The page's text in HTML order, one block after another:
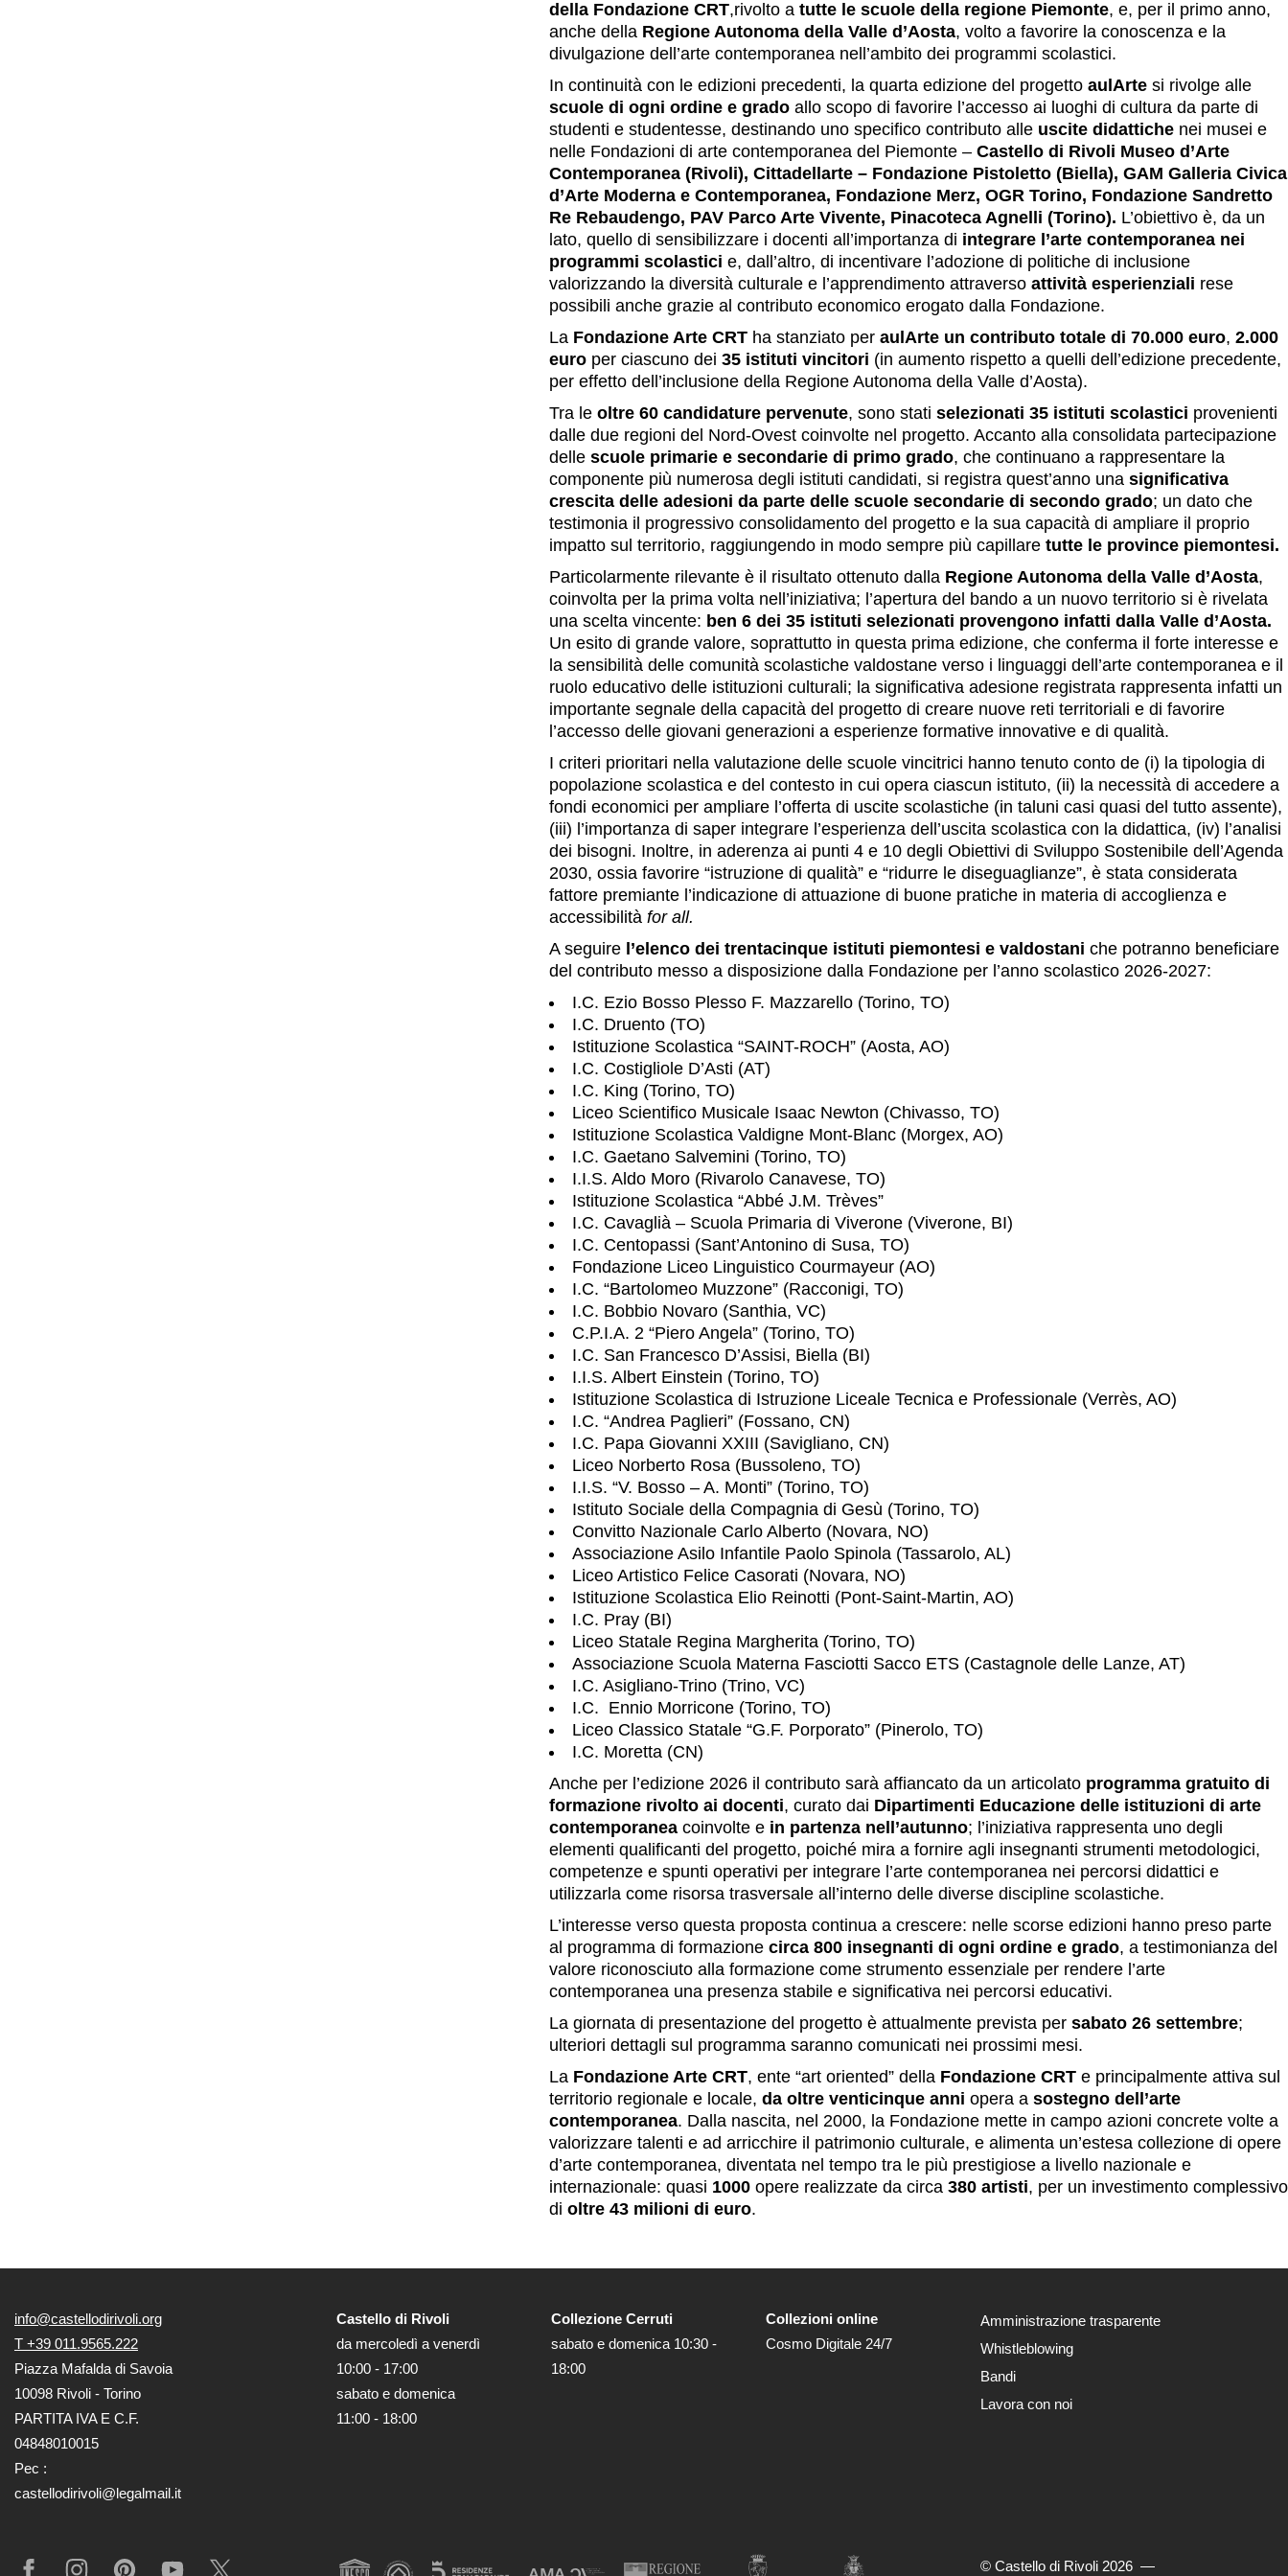
della Fondazione CRT,rivolto a tutte le scuole della regione Piemonte, e, per il primo anno,
anche della Regione Autonoma della Valle d’Aosta, volto a favorire la conoscenza e la
divulgazione dell’arte contemporanea nell’ambito dei programmi scolastici.
In continuità con le edizioni precedenti, la quarta edizione del progetto aulArtesi rivolge alle
scuole di ogni ordine e grado allo scopo di favorire l’accesso ai luoghi di cultura da parte di
studenti e studentesse, destinando uno specifico contributo alle uscite didattichenei musei e
nelle Fondazioni di arte contemporanea del Piemonte – Castello di Rivoli Museo d’Arte
Contemporanea (Rivoli), Cittadellarte – Fondazione Pistoletto (Biella), GAM Galleria Civica
d’Arte Moderna e Contemporanea, Fondazione Merz, OGR Torino, Fondazione Sandretto
Re Rebaudengo, PAV Parco Arte Vivente, Pinacoteca Agnelli (Torino). L’obiettivo è, da un
lato, quello di sensibilizzare i docenti all’importanza di integrare l’arte contemporanea nei
programmi scolastici e, dall’altro, di incentivare l’adozione di politiche di inclusione
valorizzando la diversità culturale e l’apprendimento attraverso attività esperienziali rese
possibili anche grazie al contributo economico erogato dalla Fondazione.
La Fondazione Arte CRTha stanziato per aulArte un contributo totale di 70.000 euro, 2.000
euro per ciascuno dei 35 istituti vincitori (in aumento rispetto a quelli dell’edizione precedente,
per effetto dell’inclusione della Regione Autonoma della Valle d’Aosta).
Tra le oltre 60 candidature pervenute, sono stati selezionati 35 istituti scolastici provenienti
dalle due regioni del Nord-Ovest coinvolte nel progetto. Accanto alla consolidata partecipazione
delle scuole primarie e secondarie di primo grado, che continuano a rappresentare la
componente più numerosa degli istituti candidati, si registra quest’anno una significativa
crescita delle adesioni da parte delle scuole secondarie di secondo grado; un dato che
testimonia il progressivo consolidamento del progetto e la sua capacità di ampliare il proprio
impatto sul territorio, raggiungendo in modo sempre più capillare tutte le province piemontesi.
Particolarmente rilevante è il risultato ottenuto dalla Regione Autonoma della Valle d’Aosta,
coinvolta per la prima volta nell’iniziativa; l’apertura del bando a un nuovo territorio si è rivelata
una scelta vincente: ben 6 dei 35 istituti selezionati provengono infatti dalla Valle d’Aosta.
Un esito di grande valore, soprattutto in questa prima edizione, che conferma il forte interesse e
la sensibilità delle comunità scolastiche valdostane verso i linguaggi dell’arte contemporanea e il
ruolo educativo delle istituzioni culturali; la significativa adesione registrata rappresenta infatti un
importante segnale della capacità del progetto di creare nuove reti territoriali e di favorire
l’accesso delle giovani generazioni a esperienze formative innovative e di qualità.
I criteri prioritari nella valutazione delle scuole vincitrici hanno tenuto conto de (i) la tipologia di
popolazione scolastica e del contesto in cui opera ciascun istituto, (ii) la necessità di accedere a
fondi economici per ampliare l’offerta di uscite scolastiche (in taluni casi quasi del tutto assente),
(iii) l’importanza di saper integrare l’esperienza dell’uscita scolastica con la didattica, (iv) l’analisi
dei bisogni. Inoltre, in aderenza ai punti 4 e 10 degli Obiettivi di Sviluppo Sostenibile dell’Agenda
2030, ossia favorire “istruzione di qualità” e “ridurre le diseguaglianze”, è stata considerata
fattore premiante l’indicazione di attuazione di buone pratiche in materia di accoglienza e
accessibilità for all.
A seguire l’elenco dei trentacinque istituti piemontesi e valdostani che potranno beneficiare
del contributo messo a disposizione dalla Fondazione per l’anno scolastico 2026-2027:
I.C. Ezio Bosso Plesso F. Mazzarello (Torino, TO)
I.C. Druento (TO)
Istituzione Scolastica “SAINT-ROCH” (Aosta, AO)
I.C. Costigliole D’Asti (AT)
I.C. King (Torino, TO)
Liceo Scientifico Musicale Isaac Newton (Chivasso, TO)
Istituzione Scolastica Valdigne Mont-Blanc (Morgex, AO)
I.C. Gaetano Salvemini (Torino, TO)
I.I.S. Aldo Moro (Rivarolo Canavese, TO)
Istituzione Scolastica “Abbé J.M. Trèves”
I.C. Cavaglià – Scuola Primaria di Viverone (Viverone, BI)
I.C. Centopassi (Sant’Antonino di Susa, TO)
Fondazione Liceo Linguistico Courmayeur (AO)
I.C. “Bartolomeo Muzzone” (Racconigi, TO)
I.C. Bobbio Novaro (Santhia, VC)
C.P.I.A. 2 “Piero Angela” (Torino, TO)
I.C. San Francesco D’Assisi, Biella (BI)
I.I.S. Albert Einstein (Torino, TO)
Istituzione Scolastica di Istruzione Liceale Tecnica e Professionale (Verrès, AO)
I.C. “Andrea Paglieri” (Fossano, CN)
I.C. Papa Giovanni XXIII (Savigliano, CN)
Liceo Norberto Rosa (Bussoleno, TO)
I.I.S. “V. Bosso – A. Monti” (Torino, TO)
Istituto Sociale della Compagnia di Gesù (Torino, TO)
Convitto Nazionale Carlo Alberto (Novara, NO)
Associazione Asilo Infantile Paolo Spinola (Tassarolo, AL)
Liceo Artistico Felice Casorati (Novara, NO)
Istituzione Scolastica Elio Reinotti (Pont-Saint-Martin, AO)
I.C. Pray (BI)
Liceo Statale Regina Margherita (Torino, TO)
Associazione Scuola Materna Fasciotti Sacco ETS (Castagnole delle Lanze, AT)
I.C. Asigliano-Trino (Trino, VC)
I.C. Ennio Morricone (Torino, TO)
Liceo Classico Statale “G.F. Porporato” (Pinerolo, TO)
I.C. Moretta (CN)
Anche per l’edizione 2026 il contributo sarà affiancato da un articolato programma gratuito di
formazione rivolto ai docenti, curato dai Dipartimenti Educazione delle istituzioni di arte
contemporanea coinvolte e in partenza nell’autunno; l’iniziativa rappresenta uno degli
elementi qualificanti del progetto, poiché mira a fornire agli insegnanti strumenti metodologici,
competenze e spunti operativi per integrare l’arte contemporanea nei percorsi didattici e
utilizzarla come risorsa trasversale all’interno delle diverse discipline scolastiche.
L’interesse verso questa proposta continua a crescere: nelle scorse edizioni hanno preso parte
al programma di formazione circa 800 insegnanti di ogni ordine e grado, a testimonianza del
valore riconosciuto alla formazione come strumento essenziale per rendere l’arte
contemporanea una presenza stabile e significativa nei percorsi educativi.
La giornata di presentazione del progetto è attualmente prevista per sabato 26 settembre;
ulteriori dettagli sul programma saranno comunicati nei prossimi mesi.
La Fondazione Arte CRT, ente “art oriented” della Fondazione CRTe principalmente attiva sul
territorio regionale e locale, da oltre venticinque anni opera a sostegno dell’arte
contemporanea. Dalla nascita, nel 2000, la Fondazione mette in campo azioni concrete volte a
valorizzare talenti e ad arricchire il patrimonio culturale, e alimenta un’estesa collezione di opere
d’arte contemporanea, diventata nel tempo tra le più prestigiose a livello nazionale e
internazionale: quasi 1000 opere realizzate da circa 380 artisti, per un investimento complessivo
di oltre 43 milioni di euro.
info@castellodirivoli.org
T +39 011.9565.222
Piazza Mafalda di Savoia
10098 Rivoli - Torino
PARTITA IVA E C.F.
04848010015
Pec :
castellodirivoli@legalmail.it
Castello di Rivoli
da mercoledì a venerdì
10:00 - 17:00
sabato e domenica
11:00 - 18:00
Collezione Cerruti
sabato e domenica 10:30 -
18:00
Collezioni online
Cosmo Digitale 24/7
Amministrazione trasparente
Whistleblowing
Bandi
Lavora con noi
FacebookInstagramPinterestYouTubeX © Castello di Rivoli 2026 —